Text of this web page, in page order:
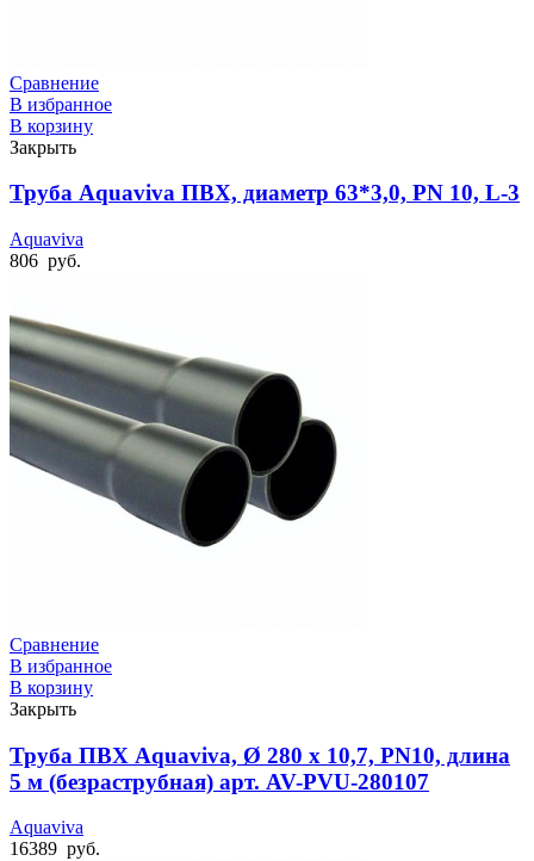
Сравнение
В избранное
В корзину
Закрыть
Труба Aquaviva ПВХ, диаметр 63*3,0, PN 10, L-3
Aquaviva
806 руб.
Сравнение
В избранное
В корзину
Закрыть
Труба ПВХ Aquaviva, Ø 280 x 10,7, PN10, длина
5 м (безраструбная) арт. AV-PVU-280107
Aquaviva
16389 руб.